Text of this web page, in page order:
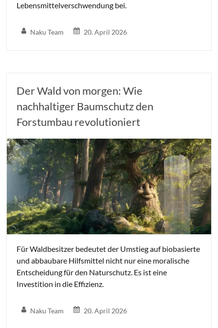
Lebensmittelverschwendung bei.
Naku Team 20. April 2026
Der Wald von morgen: Wie
nachhaltiger Baumschutz den
Forstumbau revolutioniert
Für Waldbesitzer bedeutet der Umstieg auf biobasierte
und abbaubare Hilfsmittel nicht nur eine moralische
Entscheidung für den Naturschutz. Es ist eine
Investition in die Effizienz.
Naku Team 20. April 2026